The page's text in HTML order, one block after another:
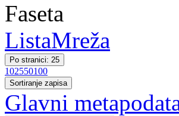
Faseta
ListaMreža
Po stranici: 25
102550100
Sortiranje zapisa
Glavni